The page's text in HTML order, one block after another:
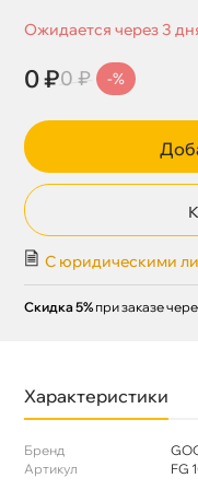
Ожидается через 3
0 ₽0 ₽ -%
С юридическими
Скидка 5% при заказе
Характеристики
Бренд
Артикул
FG